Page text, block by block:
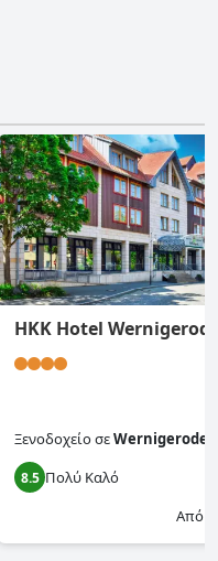
HKK Hotel
ΞενοδοχείοσεWernigerode
8.5 Πολύ Καλό
Από